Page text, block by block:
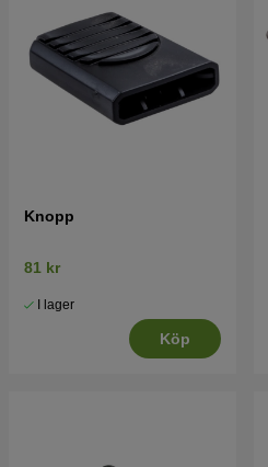
Knopp
81 kr
I lager
Köp